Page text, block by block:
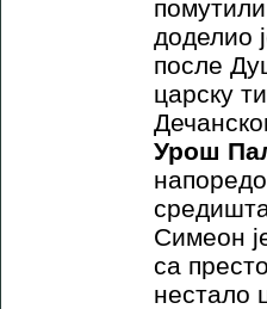
помутили
доделио
после
царску
Урош
Симеон
са
нестало